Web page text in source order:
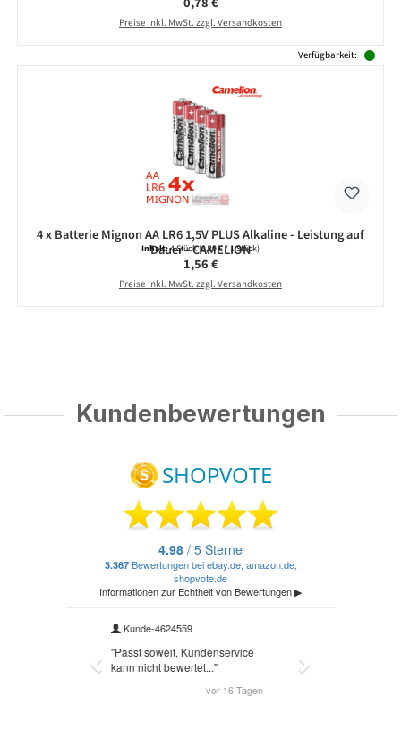
Preise inkl. MwSt. zzgl. Versandkosten
Verfügbarkeit:
4 x Batterie Mignon AA LR6 1,5V PLUS Alkaline - Leistung auf
Dauer - CAMELION
Inhalt:4 Stück(0,39 € / 1 Stück)
Regulärer Preis:
1,56 €
Preise inkl. MwSt. zzgl. Versandkosten
Kundenbewertungen